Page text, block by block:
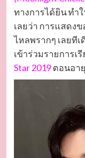
ทางการได้ยิน ทำ
เลยว่า การแสดง
ไหลพรากๆ เลยที
เข้าร่วมรายการเ
Star 2019ตอนอา